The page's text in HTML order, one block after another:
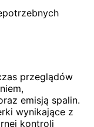
przeglądów
emisją spalin.
wynikające z
kontroli